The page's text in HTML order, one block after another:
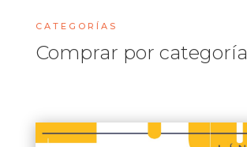
CATEGORÍAS
Comprar por categoría